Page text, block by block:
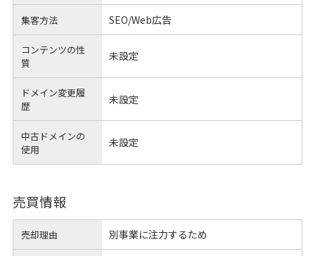
集客方法 SEO/Web広告
コンテンツの性
質
未設定
ドメイン変更履
歴
未設定
中古ドメインの
使用
未設定
売買情報
売却理由 別事業に注力するため